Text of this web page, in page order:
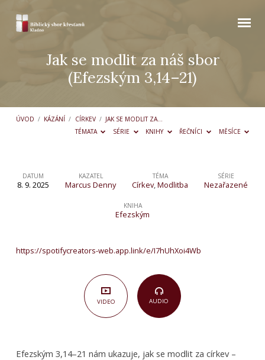
Jak se modlit za náš sbor
(Efezským 3,14–21)
ÚVOD / KÁZÁNÍ / CÍRKEV / JAK SE MODLIT ZA…
TÉMATA
SÉRIE KNIHY ŘEČNÍCI MĚSÍCE
Jak
náš
DATUM
8. 9. 2025
KAZATEL
Marcus Denny
TÉMA
Církev,Modlitba
SÉRIE
Nezařazené
KNIHA
Efezským
https://spotifycreators-web.app.link/e/I7hUhXoi4Wb
VIDEO AUDIO
Efezským 3,14–21 nám ukazuje, jak se modlit za církev –